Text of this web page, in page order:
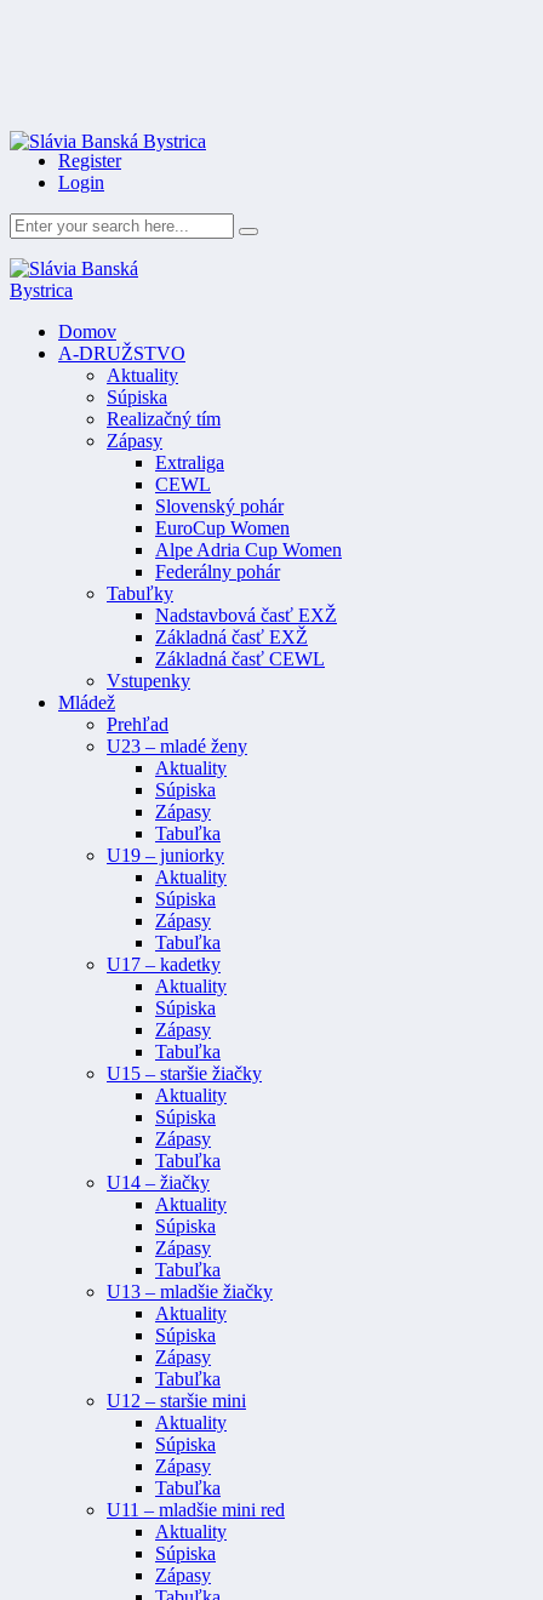
Register
Login
Domov
A-DRUŽSTVO
Aktuality
Súpiska
Realizačný tím
Zápasy
Extraliga
CEWL
Slovenský pohár
EuroCup Women
Alpe Adria Cup Women
Federálny pohár
Tabuľky
Nadstavbová časť EXŽ
Základná časť EXŽ
Základná časť CEWL
Vstupenky
Mládež
Prehľad
U23 – mladé ženy
Aktuality
Súpiska
Zápasy
Tabuľka
U19 – juniorky
Aktuality
Súpiska
Zápasy
Tabuľka
U17 – kadetky
Aktuality
Súpiska
Zápasy
Tabuľka
U15 – staršie žiačky
Aktuality
Súpiska
Zápasy
Tabuľka
U14 – žiačky
Aktuality
Súpiska
Zápasy
Tabuľka
U13 – mladšie žiačky
Aktuality
Súpiska
Zápasy
Tabuľka
U12 – staršie mini
Aktuality
Súpiska
Zápasy
Tabuľka
U11 – mladšie mini red
Aktuality
Súpiska
Zápasy